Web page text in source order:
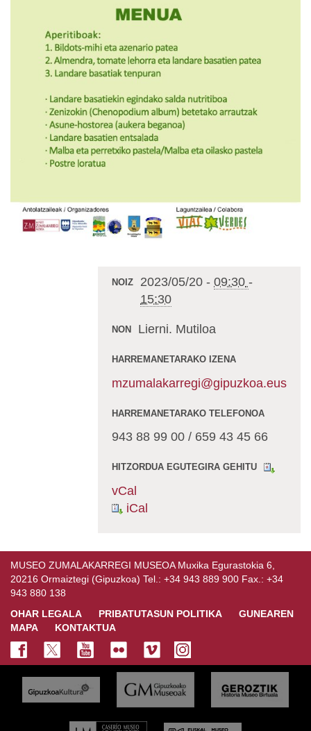
NOIZ 2023/05/20 - 09:30 -
15:30
NON Lierni. Mutiloa
HARREMANETARAKO IZENA
mzumalakarregi@gipuzkoa.eus
HARREMANETARAKO TELEFONOA
943 88 99 00 / 659 43 45 66
HITZORDUA EGUTEGIRA GEHITU
vCal
iCal
MUSEO ZUMALAKARREGI MUSEOA Muxika Egurastokia 6,
20216 Ormaiztegi (Gipuzkoa) Tel.: +34 943 889 900 Fax.: +34
943 880 138
OHAR LEGALA
PRIBATUTASUN POLITIKA
GUNEAREN
MAPA
KONTAKTUA